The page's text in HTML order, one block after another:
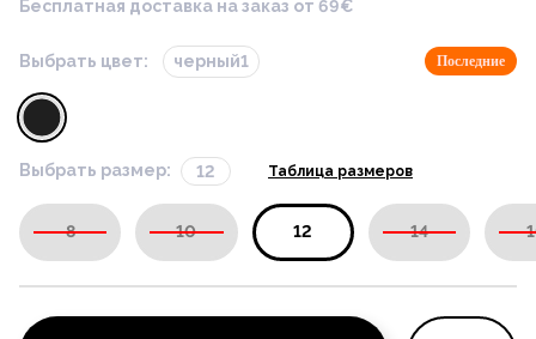
Бесплатная доставка на заказ от 69€
Выбрать цвет: черный1 Последние
Выбрать размер: 12 Таблица размеров
8 10 12 14